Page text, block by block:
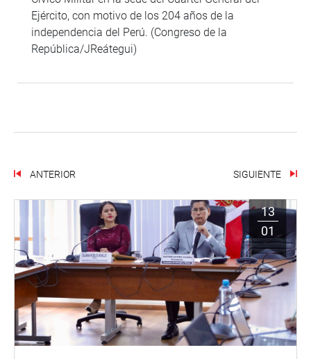
Ejército, con motivo de los 204 años de la
independencia del Perú. (Congreso de la
República/JReátegui)
ANTERIOR SIGUIENTE
13
01